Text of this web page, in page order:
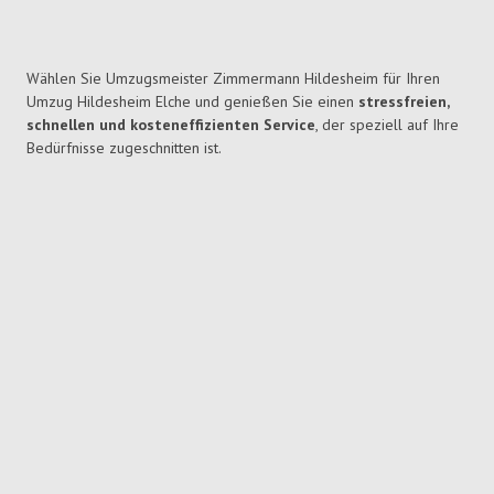
Wählen Sie Umzugsmeister Zimmermann Hildesheim für Ihren
Umzug Hildesheim Elche und genießen Sie einen stressfreien,
schnellen und kosteneffizienten Service, der speziell auf Ihre
Bedürfnisse zugeschnitten ist.